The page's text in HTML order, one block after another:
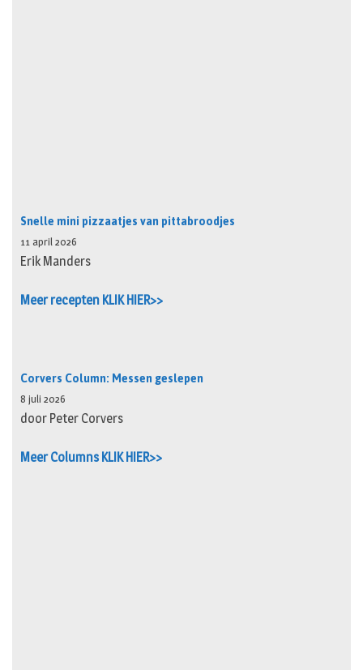
Snelle mini pizzaatjes van pittabroodjes
11 april 2026
Erik Manders
Meer recepten KLIK HIER>>
Corvers Column: Messen geslepen
8 juli 2026
door Peter Corvers
Meer Columns KLIK HIER>>